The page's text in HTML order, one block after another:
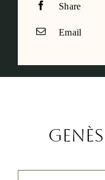
Share
Email